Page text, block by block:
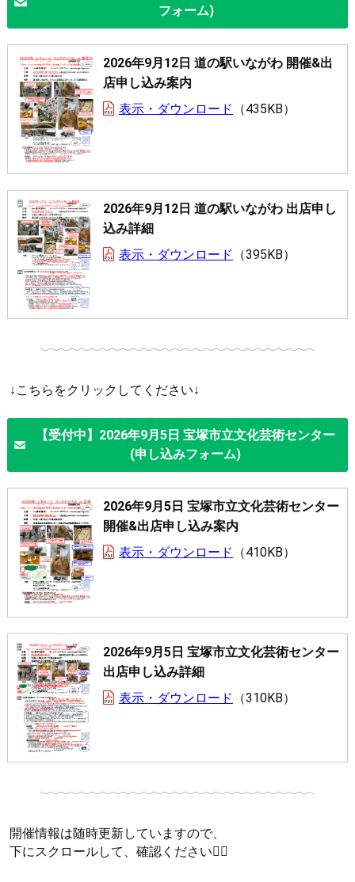
フォーム)
2026年9月12日 道の駅いながわ 開催&出
店申し込み案内
表示・ダウンロード
435KB
2026年9月12日 道の駅いながわ 出店申し
込み詳細
表示・ダウンロード
395KB
↓こちらをクリックしてください↓
【受付中】2026年9月5日 宝塚市立文化芸術センター
(申し込みフォーム)
2026年9月5日 宝塚市立文化芸術センター
開催&出店申し込み案内
表示・ダウンロード
410KB
2026年9月5日 宝塚市立文化芸術センター
出店申し込み詳細
表示・ダウンロード
310KB
開催情報は随時更新していますので、
下にスクロールして、確認ください🙇‍♀